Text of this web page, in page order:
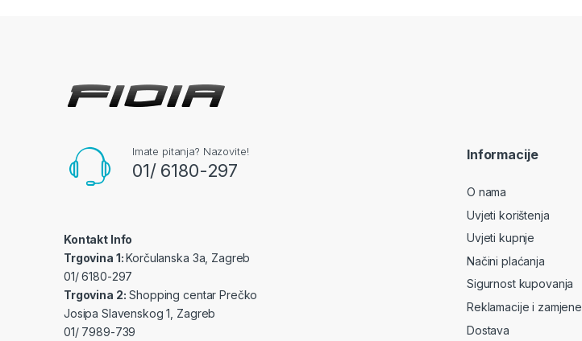
Imate pitanja? Nazovite!
01/ 6180-297
Kontakt Info
Trgovina 1:Korčulanska 3a, Zagreb
01/ 6180-297
Trgovina 2: Shopping centar Prečko
Josipa Slavenskog 1, Zagreb
01/ 7989-739
Informacije
O nama
Uvjeti korištenja
Uvjeti kupnje
Načini plaćanja
Sigurnost kupovanja
Reklamacije i zamjene
Dostava